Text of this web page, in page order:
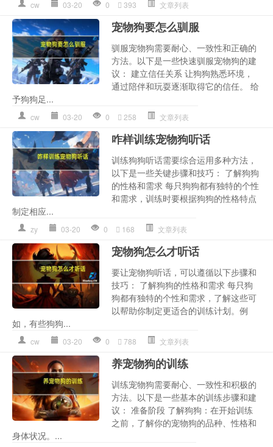
cw 03-20 0 393 文章列表
宠物狗要怎么驯服
驯服宠物狗需要耐心、一致性和正确的
方法。以下是一些快速驯服宠物狗的建
议： 建立信任关系 让狗狗熟悉环境，
通过陪伴和玩耍逐渐取得它的信任。 给
予狗狗足...
cw 03-20 0 258 文章列表
咋样训练宠物狗听话
训练狗狗听话需要综合运用多种方法，
以下是一些关键步骤和技巧： 了解狗狗
的性格和需求 每只狗狗都有独特的个性
和需求，训练时要根据狗狗的性格特点
制定相应...
zy 03-20 0 168 文章列表
宠物狗怎么才听话
要让宠物狗听话，可以遵循以下步骤和
技巧： 了解狗狗的性格和需求 每只狗
狗都有独特的个性和需求，了解这些可
以帮助你制定更适合的训练计划。例
如，有些狗狗...
cw 03-20 0 788 文章列表
养宠物狗的训练
训练宠物狗需要耐心、一致性和积极的
方法。以下是一些基本的训练步骤和建
议： 准备阶段 了解狗狗：在开始训练
之前，了解你的宠物狗的品种、性格和
身体状况。...